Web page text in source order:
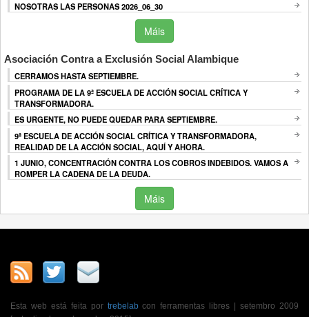
NOSOTRAS LAS PERSONAS 2026_06_30
Máis
Asociación Contra a Exclusión Social Alambique
CERRAMOS HASTA SEPTIEMBRE.
PROGRAMA DE LA 9ª ESCUELA DE ACCIÓN SOCIAL CRÍTICA Y
TRANSFORMADORA.
ES URGENTE, NO PUEDE QUEDAR PARA SEPTIEMBRE.
9ª ESCUELA DE ACCIÓN SOCIAL CRÍTICA Y TRANSFORMADORA,
REALIDAD DE LA ACCIÓN SOCIAL, AQUÍ Y AHORA.
1 JUNIO, CONCENTRACIÓN CONTRA LOS COBROS INDEBIDOS. VAMOS A
ROMPER LA CADENA DE LA DEUDA.
Máis
Esta web está feita por trebelabcon ferramentas libres | setembro 2009